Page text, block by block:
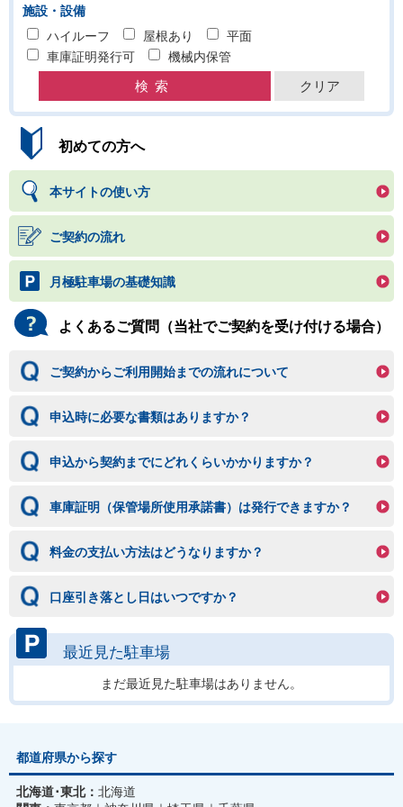
施設・設備
ハイルーフ
屋根あり
平面
車庫証明発行可
機械内保管
初めての方へ
本サイトの使い方
ご契約の流れ
月極駐車場の基礎知識
よくあるご質問（当社でご契約を受け付ける場合）
ご契約からご利用開始までの流れについて
申込時に必要な書類はありますか？
申込から契約までにどれくらいかかりますか？
車庫証明（保管場所使用承諾書）は発行できますか？
料金の支払い方法はどうなりますか？
口座引き落とし日はいつですか？
最近見た駐車場
まだ最近見た駐車場はありません。
都道府県から探す
北海道･東北： 北海道